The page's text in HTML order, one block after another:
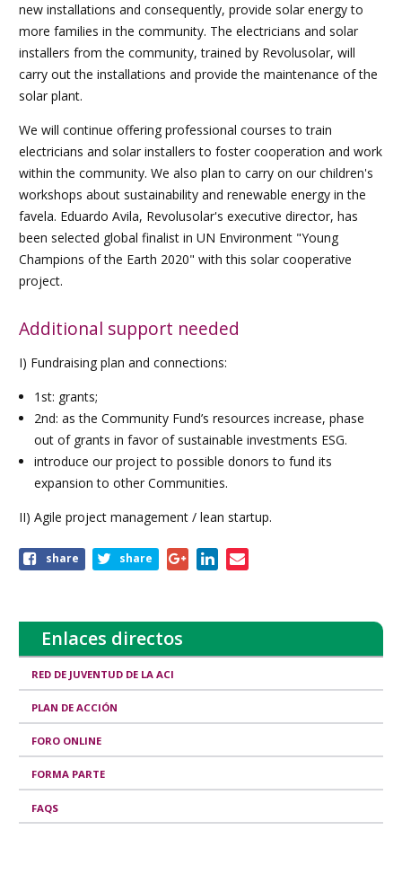
new installations and consequently, provide solar energy to
more families in the community. The electricians and solar
installers from the community, trained by Revolusolar, will
carry out the installations and provide the maintenance of the
solar plant.
We will continue offering professional courses to train
electricians and solar installers to foster cooperation and work
within the community. We also plan to carry on our children's
workshops about sustainability and renewable energy in the
favela. Eduardo Avila, Revolusolar's executive director, has
been selected global finalist in UN Environment "Young
Champions of the Earth 2020" with this solar cooperative
project.
Additional support needed
I) Fundraising plan and connections:
1st: grants;
2nd: as the Community Fund’s resources increase, phase
out of grants in favor of sustainable investments ESG.
introduce our project to possible donors to fund its
expansion to other Communities.
II) Agile project management / lean startup.
Shareshare share
Enlaces directos
RED DE JUVENTUD DE LA ACI
PLAN DE ACCIÓN
FORO ONLINE
FORMA PARTE
FAQS